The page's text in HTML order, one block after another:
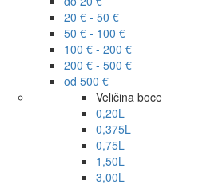
20 € - 50 €
50 € - 100 €
100 € - 200 €
200 € - 500 €
od 500 €
Veličina boce
0,20L
0,375L
0,75L
1,50L
3,00L